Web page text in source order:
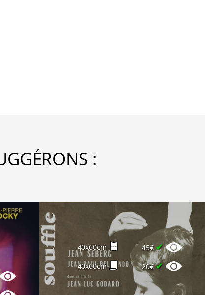
:
40x60cm 45€ ✔
40x60cm 20€✔